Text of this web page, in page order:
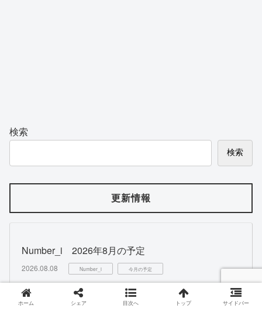
検索
検索
更新情報
Number_i 2026年8月の予定
2026.08.08 Number_i 今月の予定
【2026年最新】平野紫耀出演！ランドリン新
ホーム シェア 目次へ トップ サイドバー